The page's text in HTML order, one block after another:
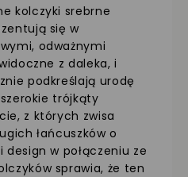
kolczyki srebrne
się w
odważnymi
z daleka, i
podkreślają urodę
trójkąty
z których zwisa
łańcuszków o
w połączeniu ze
sprawia, że ten